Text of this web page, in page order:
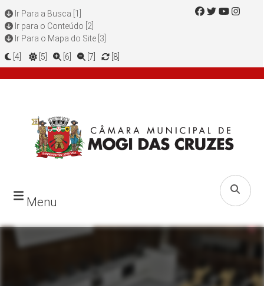
Ir Para a Busca [1]
Ir para o Conteúdo [2]
Ir Para o Mapa do Site [3]
[4]
[5] [6] [7] [8]
Menu